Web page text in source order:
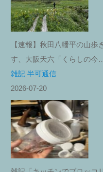
【速報】秋田八幡平の山歩
す、大阪天六「くらしの今
雑記 半可通信
2026-07-20